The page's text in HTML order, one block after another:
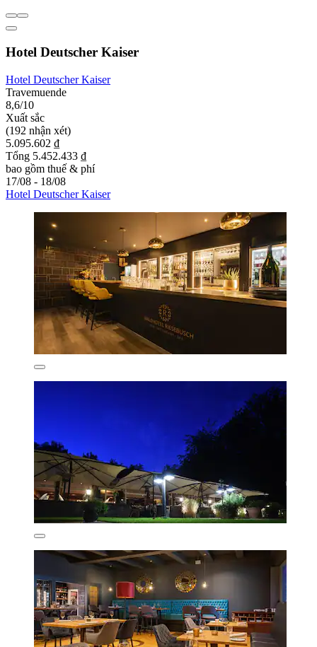
Hotel Deutscher Kaiser
Hotel Deutscher Kaiser
Travemuende
8,6/10
Xuất sắc
(192 nhận xét)
5.095.602 ₫
Tổng 5.452.433 ₫
bao gồm thuế & phí
17/08 - 18/08
Hotel Deutscher Kaiser